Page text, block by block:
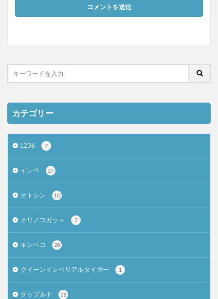
カテゴリー
L236 7
インペ 27
オトシン 10
オリノコガット 2
キンペコ 28
クイーンインペリアルタイガー 1
ダップルド 26